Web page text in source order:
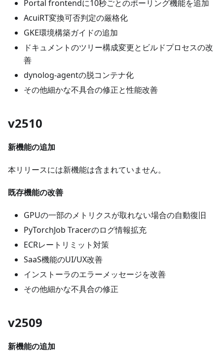
Portal frontendに10秒ごとのポーリング機能を追加
AcuiRT変換可否判定の厳格化
GKE環境構築ガイドの追加
ドキュメントのツリー構成変更とビルドプロセスの改
善
dynolog-agentの脱コンテナ化
その他細かな不具合の修正と性能改善
v2510
新機能の追加
本リリースには新機能は含まれていません。
既存機能の改善
GPUの一部のメトリクスが取れない場合の自動復旧
PyTorchJob Tracerのログ情報拡充
ECRレートリミット対策
SaaS機能のUI/UX改善
インストーラのエラーメッセージを改善
その他細かな不具合の修正
v2509
新機能の追加